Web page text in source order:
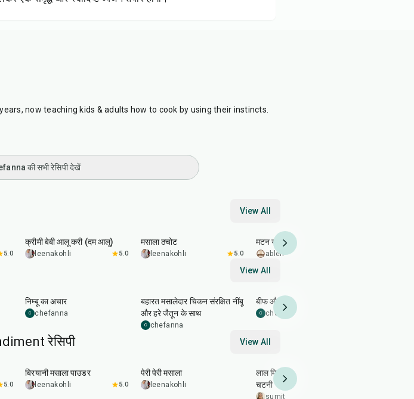
now teaching kids & adults how to cook by using their instincts.
की सभी रेसिपी देखें
View All
5.0
क्रीमी बेबी आलू करी (दम आलू)
leenakohli 5.0
मसाला ठचोट
leenakohli 5.0
मटन यखनी पुलाव
ablendofrecipes
View All
निम्बू का अचार
C chefanna
बहारत मसालेदार चिकन संरक्षित नींबू
और हरे जैतून के साथ
C chefanna
बीफ और पोर्क पोके बाउल
C chefanna
रेसिपी View All
5.0
बिरयानी मसाला पाउडर
leenakohli 5.0
पेरी पेरी मसाला
leenakohli
लाल मिर्च, लहसुन और नींबू की
चटनी
sumitakakkar